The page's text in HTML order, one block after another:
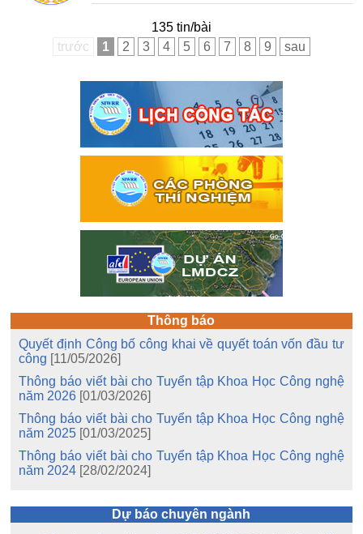
135 tin/bài
trước
1 2 3 4 5 6 7 8 9 sau
Thông báo
Quyết định Công bố công khai về quyết toán vốn đầu tư
công [11/05/2026]
Thông báo viết bài cho Tuyển tập Khoa Học Công nghệ
năm 2026 [01/03/2026]
Thông báo viết bài cho Tuyển tập Khoa Học Công nghệ
năm 2025 [01/03/2025]
Thông báo viết bài cho Tuyển tập Khoa Học Công nghệ
năm 2024 [28/02/2024]
Dự báo chuyên ngành